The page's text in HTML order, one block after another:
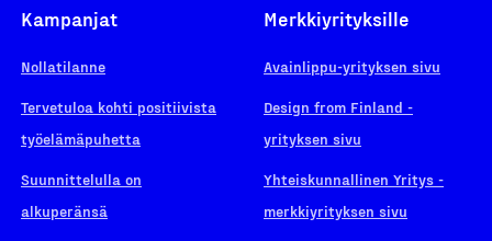
Kampanjat
Nollatilanne
Tervetuloa kohti positiivista
työelämäpuhetta
Suunnittelulla on
alkuperänsä
Merkkiyrityksille
Avainlippu-yrityksen sivu
Design from Finland -
yrityksen sivu
Yhteiskunnallinen Yritys -
merkkiyrityksen sivu